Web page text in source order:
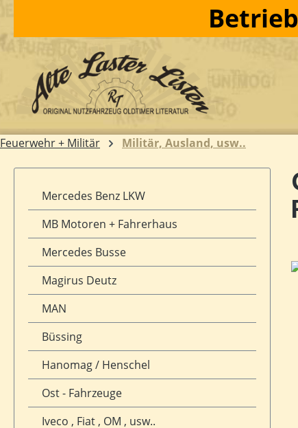
Feuerwehr + Militär Militär, Ausland, usw..
Mercedes Benz LKW
MB Motoren + Fahrerhaus
Mercedes Busse
Magirus Deutz
MAN
Büssing
Hanomag / Henschel
Ost - Fahrzeuge
Iveco , Fiat , OM , usw..